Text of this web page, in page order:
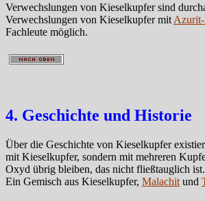
Verwechslungen von Kieselkupfer sind
Verwechslungen von Kieselkupfer mit
Fachleute möglich.
4. Geschichte und Historie
Über die Geschichte von Kieselkupfer
mit Kieselkupfer, sondern mit mehreren
Oxyd übrig bleiben, das nicht fließtauglich ist.
Ein Gemisch aus Kieselkupfer, Malachit und